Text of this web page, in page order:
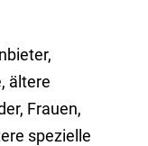
ältere
Frauen,
spezielle